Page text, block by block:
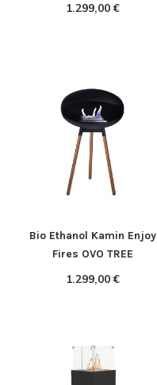
1.299,00 €
Bio Ethanol Kamin Enjoy
Fires OVO TREE
1.299,00 €